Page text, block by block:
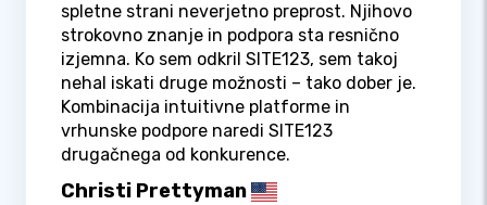
spletne strani neverjetno preprost. Njihovo
strokovno znanje in podpora sta resnično
izjemna. Ko sem odkril SITE123, sem takoj
nehal iskati druge možnosti – tako dober je.
Kombinacija intuitivne platforme in
vrhunske podpore naredi SITE123
drugačnega od konkurence.
Christi Prettyman